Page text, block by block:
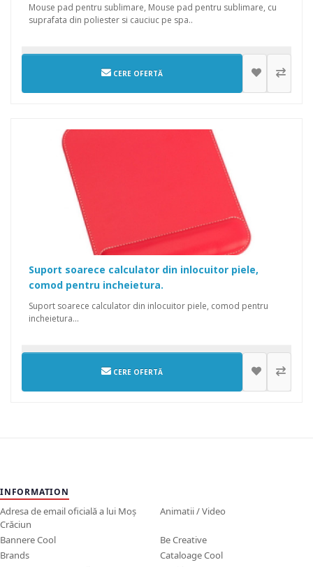
Mouse pad pentru sublimare, Mouse pad pentru sublimare, cu
suprafata din poliester si cauciuc pe spa..
CERE OFERTĂ
Suport soarece calculator din inlocuitor piele,
comod pentru incheietura.
Suport soarece calculator din inlocuitor piele, comod pentru
incheietura...
CERE OFERTĂ
INFORMATION
Adresa de email oficială a lui Moș
Crăciun
Animatii / Video
Bannere Cool
Be Creative
Brands
Cataloage Cool